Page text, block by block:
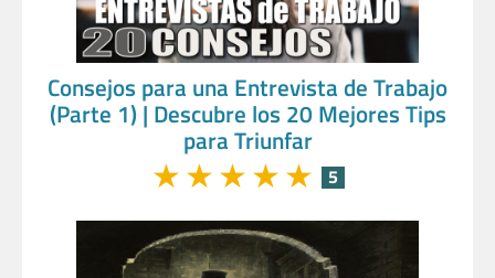
Consejos para una Entrevista de Trabajo
(Parte 1) | Descubre los 20 Mejores Tips
para Triunfar
★★★★★ 5